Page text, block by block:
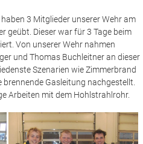
3 Mitglieder unserer Wehr am
geübt. Dieser war für 3 Tage beim
Von unserer Wehr nahmen
und Thomas Buchleitner an dieser
Szenarien wie Zimmerbrand
Gasleitung nachgestellt.
Arbeiten mit dem Hohlstrahlrohr.